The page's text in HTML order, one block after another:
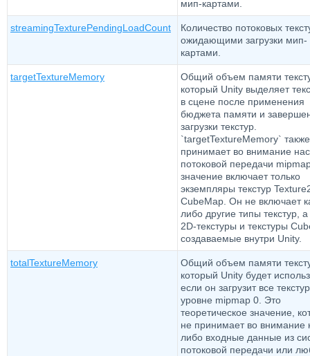
мип-картами.
streamingTexturePendingLoadCount
Количество потоковых
ожидающими загрузки мип-
картами.
targetTextureMemory
Общий объем памяти
который Unity выделяет
в сцене после применения
бюджета памяти и
загрузки текстур.
`targetTextureMemory` также
принимает во внимание
потоковой передачи
значение включает только
экземпляры текстур
CubeMap. Он не включает
либо другие типы текстур,
2D-текстуры и текстуры
создаваемые внутри Unity.
totalTextureMemory
Общий объем памяти
который Unity будет
если он загрузит все
уровне mipmap 0. Это
теоретическое значение,
не принимает во внимание
либо входные данные из
потоковой передачи или